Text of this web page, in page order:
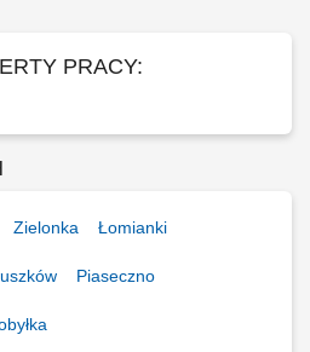
PRACY:
Zielonka Łomianki
Piaseczno